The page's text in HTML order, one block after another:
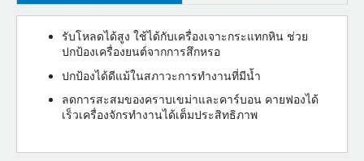
รับโหลดได้สูง ใช้ได้กับเครื่องเจาะกระแทกหิน ช่วย
ปกป้องเครื่องยนต์จากการสึกหรอ
ปกป้องได้ดีแม้ในสภาวะการทำงานที่มีน้ำ
ลดการสะสมของคราบเขม่าและคาร์บอน คายฟองได้
เร็วเครื่องจักรทำงานได้เต็มประสิทธิภาพ